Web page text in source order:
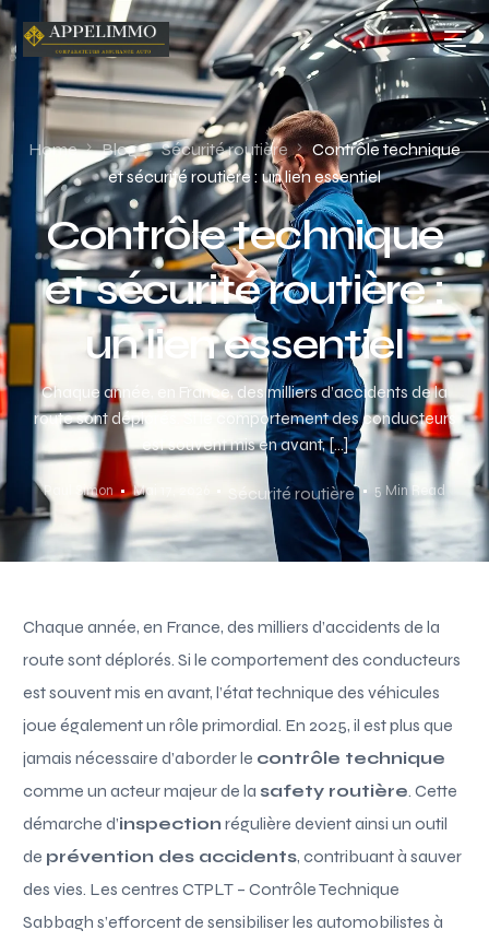
Home Blog Sécurité routière
Contrôle technique
et sécurité routière : un lien essentiel
Contrôle technique
et sécurité routière :
un lien essentiel
Chaque année, en France, des milliers d’accidents de la
route sont déplorés. Si le comportement des conducteurs
est souvent mis en avant, […]
Paul Simon Mai 17, 2026 Sécurité routière 5 Min Read
Chaque année, en France, des milliers d’accidents de la
route sont déplorés. Si le comportement des conducteurs
est souvent mis en avant, l’état technique des véhicules
joue également un rôle primordial. En 2025, il est plus que
jamais nécessaire d’aborder le contrôle technique
comme un acteur majeur de la safety routière. Cette
démarche d’inspection régulière devient ainsi un outil
de prévention des accidents, contribuant à sauver
des vies. Les centres CTPLT – Contrôle Technique
Sabbagh s’efforcent de sensibiliser les automobilistes à